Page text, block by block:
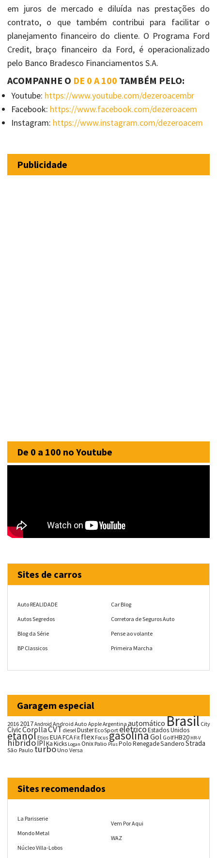
em juros de mercado e diluída nas prestações do
contrato, o que também contribui para facilitar o
planejamento financeiro do cliente. O Programa Ford
Credit, braço financeiro da Ford, é operacionalizado
pelo Banco Bradesco Financiamentos S.A.
ACOMPANHE O DE 0 A 100 TAMBÉM PELO:
Youtube: https://www.youtube.com/dezeroacembr
Facebook: https://www.facebook.com/dezeroacem
Instagram: https://www.instagram.com/dezeroacem
Publicidade
De 0 a 100 no Youtube
Sites de carros
Auto REALIDADE
Autos Segredos
Blog da Série
BP Classicos
Car Blog
Corretora de Seguros Auto
Pense ao volante
Primeira Marcha
Garagem especial
20162017Android Android Auto AppleArgentina automáticoBrasil City
CivicCorollaCVTdieselDusterEcoSportelétricoEstados Unidos
etanol Etios EUAFCA Fit flex FocusgasolinaGol GolfHB20 HR-V
híbridoIPIKaKicks Logan OnixPalio PlusPoloRenegadeSanderoStrada
São Paulo turboUno Versa
Sites recomendados
La Parisserie
Mondo Metal
Núcleo Villa-Lobos
Vem Por Aqui
WAZ